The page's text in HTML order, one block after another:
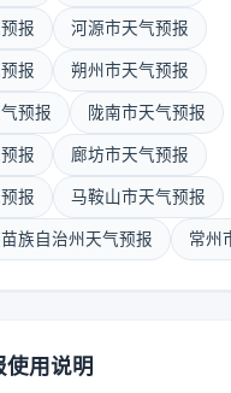
报 河源市天气预报
报 朔州市天气预报
预报 陇南市天气预报
报 廊坊市天气预报
报 马鞍山市天气预报
族自治州天气预报 常州
使用说明